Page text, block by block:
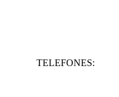
TELEFONES: